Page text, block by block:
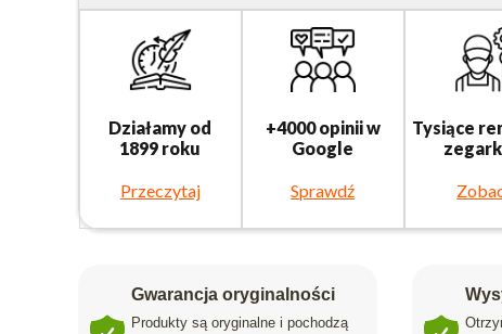
Działamy od
1899 roku
Przeczytaj
+4000 opinii w
Google
Sprawdź
Tysiące
Gwarancja oryginalności
Produkty są oryginalne i pochodzą